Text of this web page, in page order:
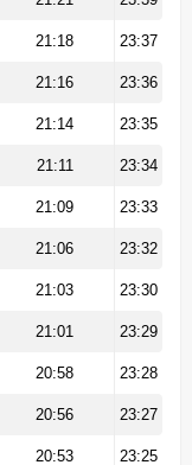
21:18 23:37
21:16 23:36
21:14 23:35
21:11 23:34
21:09 23:33
21:06 23:32
21:03 23:30
21:01 23:29
20:58 23:28
20:56 23:27
20:53 23:25